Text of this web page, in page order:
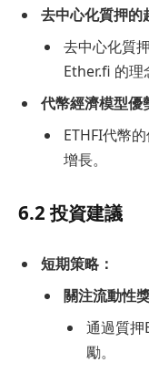
去中心化質押的
去中心化質
Ether.fi 的理
代幣經濟模型優
ETHFI代幣
增長。
6.2 投資建議
短期策略：
關注流動性
通過質押
勵。